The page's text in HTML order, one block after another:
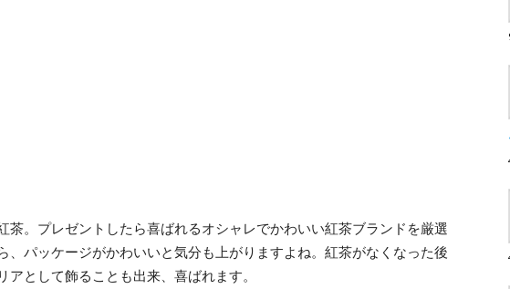
茶。プレゼントしたら喜ばれるオシャレでかわいい紅茶ブランドを厳選
、パッケージがかわいいと気分も上がりますよね。紅茶がなくなった後
アとして飾ることも出来、喜ばれます。